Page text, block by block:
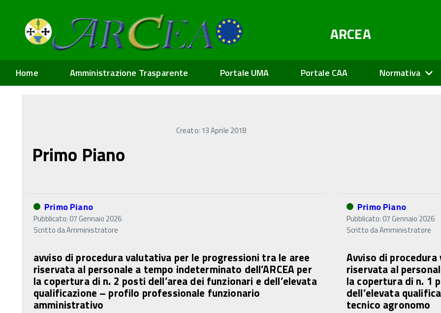
ARCEA
Home Amministrazione Trasparente Portale UMA Portale CAA Normativa
Creato: 13 Aprile 2018
Primo Piano
Primo Piano
Pubblicato: 07 Gennaio 2026
Scritto daAmministratore
avviso di procedura valutativa per le progressioni tra le aree
riservata al personale a tempo indeterminato dell’ARCEA per
la copertura di n. 2 posti dell’area dei funzionari e dell’elevata
qualificazione – profilo professionale funzionario
amministrativo
Primo Piano
Pubblicato: 07 Gennaio 2026
Scritto daAmministratore
Avviso di
riservata al
la copertura di n. 1
dell’elevata
tecnico agronomo